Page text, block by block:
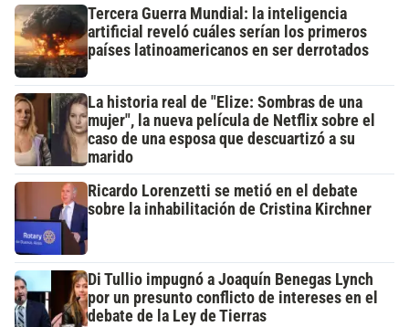
Tercera Guerra Mundial: la inteligencia
artificial reveló cuáles serían los primeros
países latinoamericanos en ser derrotados
La historia real de "Elize: Sombras de una
mujer", la nueva película de Netflix sobre el
caso de una esposa que descuartizó a su
marido
Ricardo Lorenzetti se metió en el debate
sobre la inhabilitación de Cristina Kirchner
Di Tullio impugnó a Joaquín Benegas Lynch
por un presunto conflicto de intereses en el
debate de la Ley de Tierras